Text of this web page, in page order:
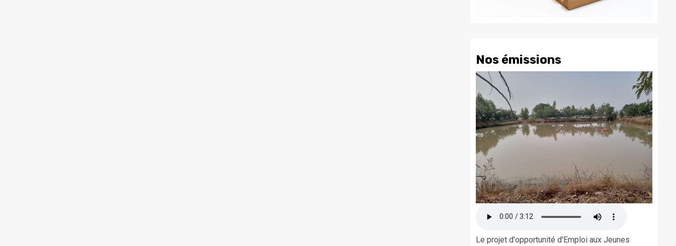
Nos émissions
Le projet d'opportunité d'Emploi aux Jeunes